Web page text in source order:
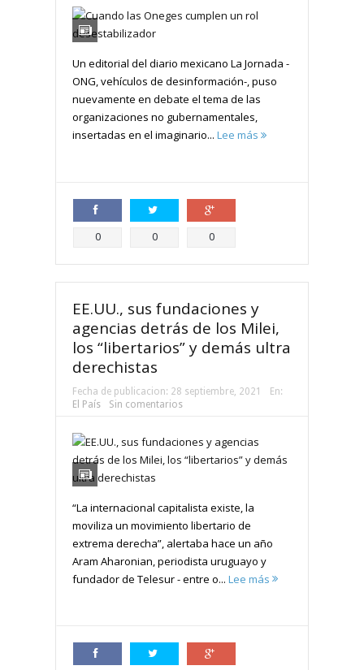
Un editorial del diario mexicano La Jornada -
ONG, vehículos de desinformación-, puso
nuevamente en debate el tema de las
organizaciones no gubernamentales,
insertadas en el imaginario... Lee más
Compartir
0 Compartir
0 Compartir
0
EE.UU., sus fundaciones y
agencias detrás de los Milei,
los “libertarios” y demás ultra
derechistas
Fecha de publicacion: 28 septiembre, 2021
En:
El País
Sin comentarios
“La internacional capitalista existe, la
moviliza un movimiento libertario de
extrema derecha”, alertaba hace un año
Aram Aharonian, periodista uruguayo y
fundador de Telesur - entre o... Lee más